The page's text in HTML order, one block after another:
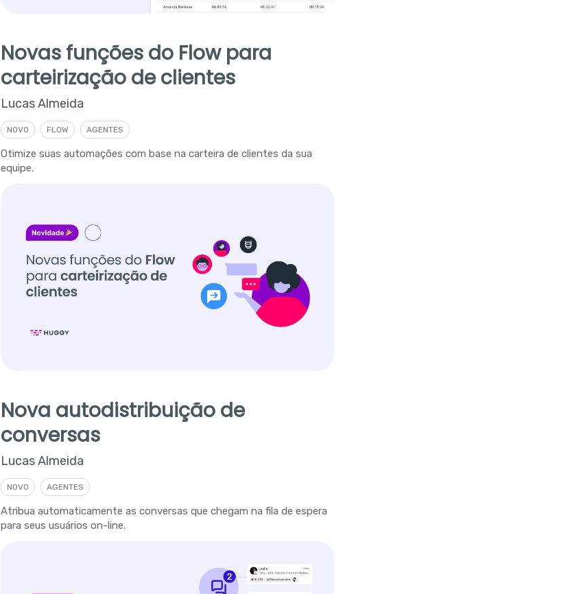
Novas funções do Flow para
carteirização de clientes
Lucas Almeida
NOVO FLOW AGENTES
Otimize suas automações com base na carteira de clientes da sua
equipe.
Nova autodistribuição de
conversas
Lucas Almeida
NOVO AGENTES
Atribua automaticamente as conversas que chegam na fila de espera
para seus usuários on-line.